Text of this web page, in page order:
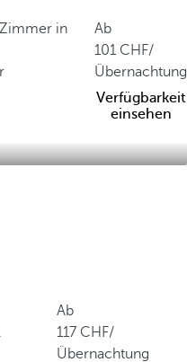
Zimmer in
Ab
101
/
Übernachtung
Verfügbarkeit
einsehen
Ab
117
/
Übernachtung